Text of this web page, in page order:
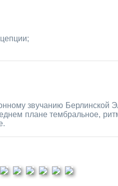
звучанию Берлинской
плане тембральное,